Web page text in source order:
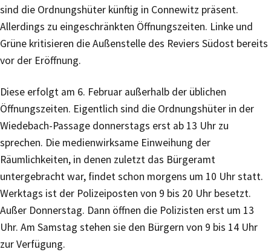
sind die Ordnungshüter künftig in Connewitz präsent.
Allerdings zu eingeschränkten Öffnungszeiten. Linke und
Grüne kritisieren die Außenstelle des Reviers Südost bereits
vor der Eröffnung.
Diese erfolgt am 6. Februar außerhalb der üblichen
Öffnungszeiten. Eigentlich sind die Ordnungshüter in der
Wiedebach-Passage donnerstags erst ab 13 Uhr zu
sprechen. Die medienwirksame Einweihung der
Räumlichkeiten, in denen zuletzt das Bürgeramt
untergebracht war, findet schon morgens um 10 Uhr statt.
Werktags ist der Polizeiposten von 9 bis 20 Uhr besetzt.
Außer Donnerstag. Dann öffnen die Polizisten erst um 13
Uhr. Am Samstag stehen sie den Bürgern von 9 bis 14 Uhr
zur Verfügung.